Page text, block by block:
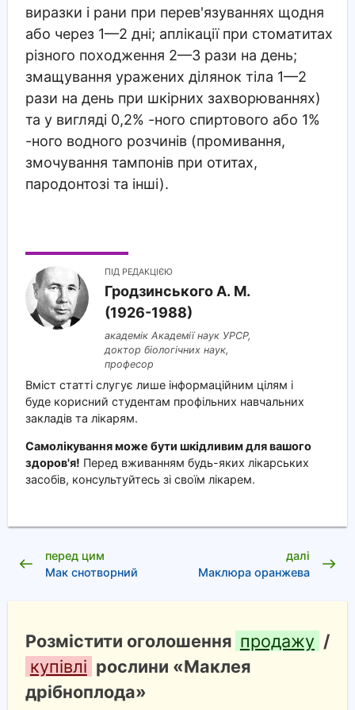
виразки і рани при перев'язуваннях щодня
або через 1—2 дні; аплікації при стоматитах
різного походження 2—3 рази на день;
змащування уражених ділянок тіла 1—2
рази на день при шкірних захворюваннях)
та у вигляді 0,2% -ного спиртового або 1%
-ного водного розчинів (промивання,
змочування тампонів при отитах,
пародонтозі та інші).
Вміст статті слугує лише інформаційним цілям і
буде корисний студентам профільних навчальних
закладів та лікарям.
Самолікування може бути шкідливим для вашого
здоров'я! Перед вживанням будь-яких лікарських
засобів, консультуйтесь зі своїм лікарем.
ПІД РЕДАКЦІЄЮ
Гродзинського A. M.
(1926-1988)
академік Академії наук УРСР,
доктор біологічних наук,
професор
перед цим
Мак снотворний
далі
Маклюра оранжева
Розмістити оголошення продажу /
купівлі рослини «Маклея
дрібноплода»